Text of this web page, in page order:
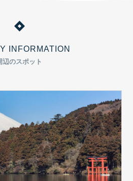
INFORMATION
辺のスポット